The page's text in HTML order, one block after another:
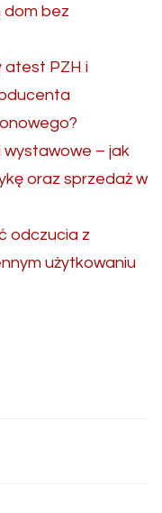
dom bez
atest PZH i
wystawowe – jak
oraz sprzedaż w
odczucia z
użytkowaniu